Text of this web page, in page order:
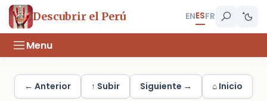
Descubrir el Perú ENESFR
Menu
← Anterior ↑ Subir Siguiente → ⌂ Inicio